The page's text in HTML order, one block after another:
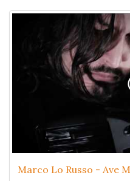
Marco Lo Russo - Ave